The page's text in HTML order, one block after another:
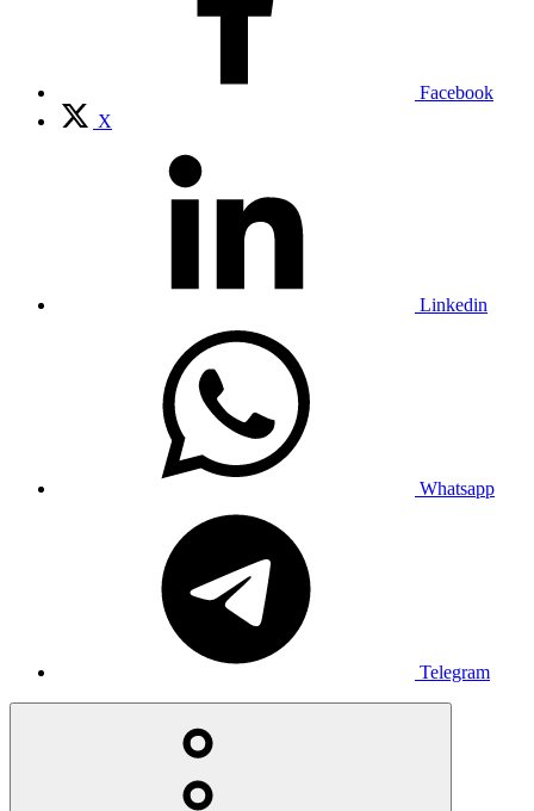
Facebook
X
Linkedin
Whatsapp
Telegram